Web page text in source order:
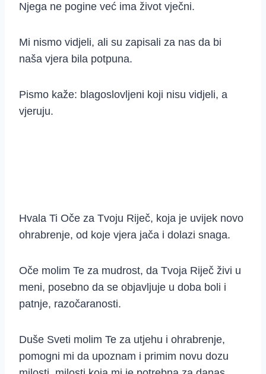
Njega ne pogine već ima život vječni.
Mi nismo vidjeli, ali su zapisali za nas da bi
naša vjera bila potpuna.
Pismo kaže: blagoslovljeni koji nisu vidjeli, a
vjeruju.
Hvala Ti Oče za Tvoju Riječ, koja je uvijek novo
ohrabrenje, od koje vjera jača i dolazi snaga.
Oče molim Te za mudrost, da Tvoja Riječ živi u
meni, posebno da se objavljuje u doba boli i
patnje, razočaranosti.
Duše Sveti molim Te za utjehu i ohrabrenje,
pomogni mi da upoznam i primim novu dozu